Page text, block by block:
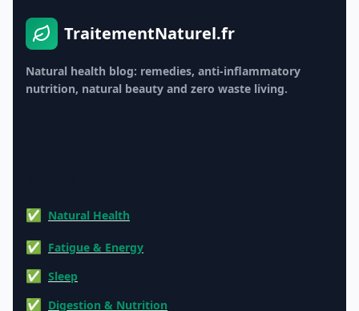
TraitementNaturel.fr
Natural health blog: remedies, anti-inflammatory
nutrition, natural beauty and zero waste living.
Natural Health
Fatigue & Energy
Sleep
Digestion & Nutrition